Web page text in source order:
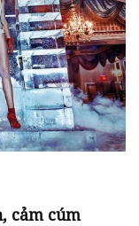
cảm cúm